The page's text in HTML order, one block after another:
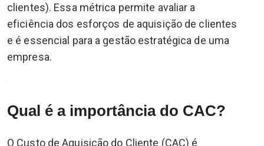
clientes). Essa métrica permite avaliar a
eficiência dos esforços de aquisição de clientes
e é essencial para a gestão estratégica de uma
empresa.
Qual é a importância do CAC?
O Custo de Aquisição do Cliente (CAC) é